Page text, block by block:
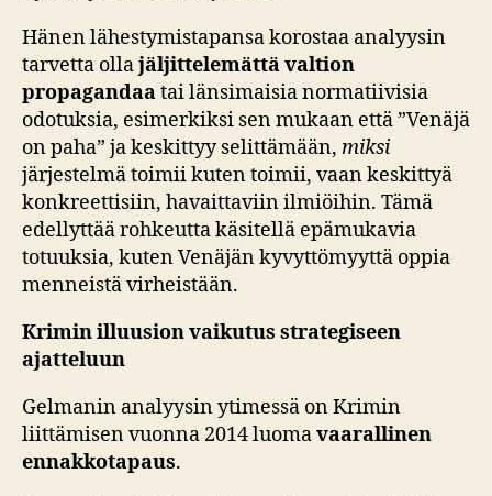
Hänen lähestymistapansa korostaa analyysin
tarvetta ollajäljittelemättä valtion
propagandaatai länsimaisia normatiivisia
odotuksia, esimerkiksi sen mukaan että ”Venäjä
on paha” ja keskittyy selittämään, miksi
järjestelmä toimii kuten toimii, vaan keskittyä
konkreettisiin, havaittaviin ilmiöihin. Tämä
edellyttää rohkeutta käsitellä epämukavia
totuuksia, kuten Venäjän kyvyttömyyttä oppia
menneistä virheistään.
Krimin illuusion vaikutus strategiseen
ajatteluun
Gelmanin analyysin ytimessä on Krimin
liittämisen vuonna 2014 luomavaarallinen
ennakkotapaus.